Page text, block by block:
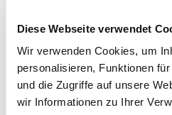
Diese Webseite verwendet
Wir verwenden Cookies, um
personalisieren, Funktionen
und die Zugriffe auf unsere
wir Informationen zu Ihrer
Wir sind deutschlandweit
für Sie da!
Persönliche Vorstellung in